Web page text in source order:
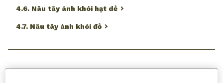
4.6. Nâu tây ánh khói hạt dẻ
4.7. Nâu tây ánh khói đỏ